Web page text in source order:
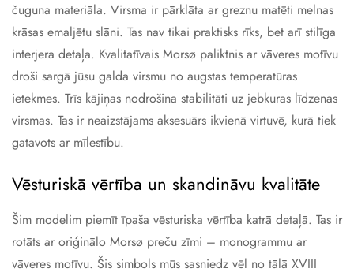
čuguna materiāla. Virsma ir pārklāta ar greznu matēti melnas
krāsas emaljētu slāni. Tas nav tikai praktisks rīks, bet arī stilīga
interjera detaļa. Kvalitatīvais Morsø paliktnis ar vāveres motīvu
droši sargā jūsu galda virsmu no augstas temperatūras
ietekmes. Trīs kājiņas nodrošina stabilitāti uz jebkuras līdzenas
virsmas. Tas ir neaizstājams aksesuārs ikvienā virtuvē, kurā tiek
gatavots ar mīlestību.
Vēsturiskā vērtība un skandināvu kvalitāte
Šim modelim piemīt īpaša vēsturiska vērtība katrā detaļā. Tas ir
rotāts ar oriģinālo Morsø preču zīmi – monogrammu ar
vāveres motīvu. Šis simbols mūs sasniedz vēl no tālā XVIII